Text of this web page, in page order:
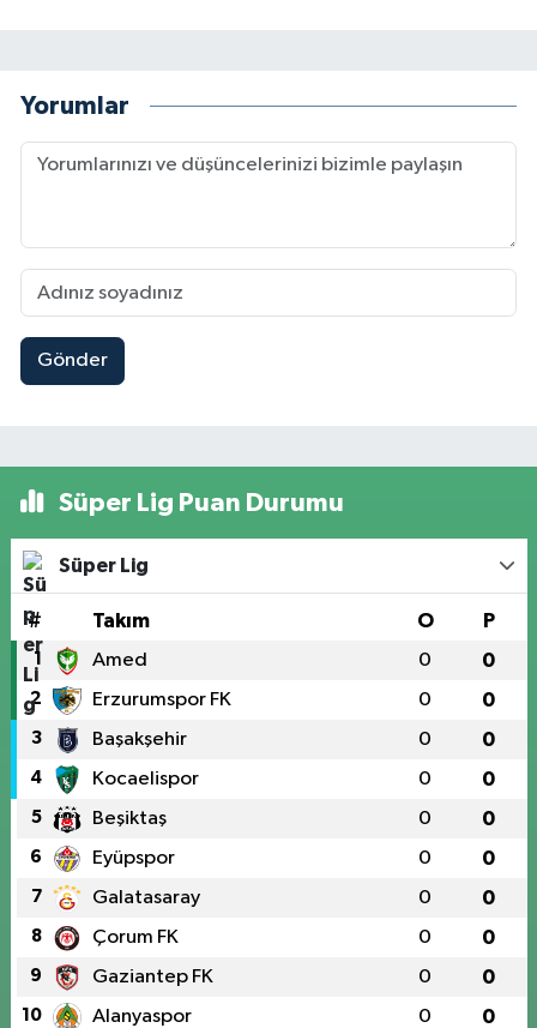
Yorumlar
Gönder
Süper Lig Puan Durumu
Süper Lig
# Takım O P
1 Amed 0 0
2 Erzurumspor FK 0 0
3 Başakşehir 0 0
4 Kocaelispor 0 0
5 Beşiktaş 0 0
6 Eyüpspor 0 0
7 Galatasaray 0 0
8 Çorum FK 0 0
9 Gaziantep FK 0 0
10 Alanyaspor 0 0